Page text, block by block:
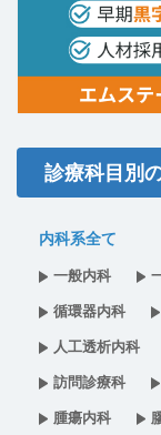
診療科目別
内科系全て
一般内科
循環器内科
人工透析内科
訪問診療科
腫瘍内科